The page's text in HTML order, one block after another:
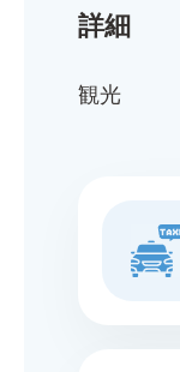
詳細
観光